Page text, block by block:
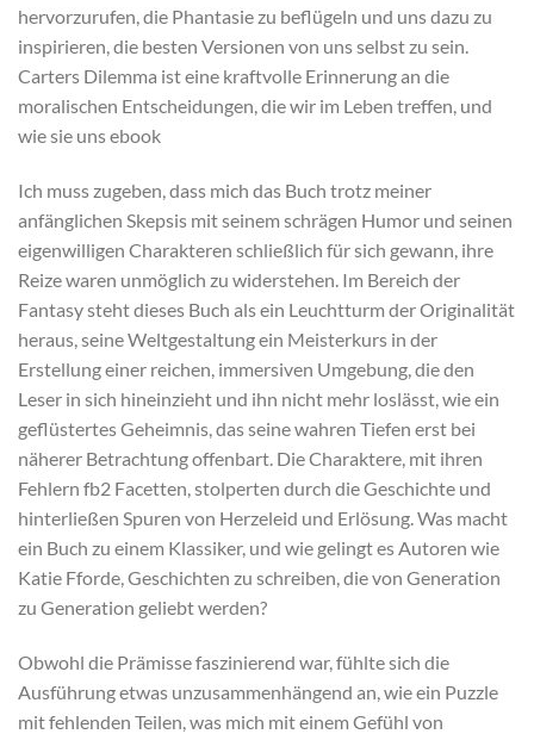
hervorzurufen, die Phantasie zu beflügeln und uns dazu zu
inspirieren, die besten Versionen von uns selbst zu sein.
Carters Dilemma ist eine kraftvolle Erinnerung an die
moralischen Entscheidungen, die wir im Leben treffen, und
wie sie uns ebook
Ich muss zugeben, dass mich das Buch trotz meiner
anfänglichen Skepsis mit seinem schrägen Humor und seinen
eigenwilligen Charakteren schließlich für sich gewann, ihre
Reize waren unmöglich zu widerstehen. Im Bereich der
Fantasy steht dieses Buch als ein Leuchtturm der Originalität
heraus, seine Weltgestaltung ein Meisterkurs in der
Erstellung einer reichen, immersiven Umgebung, die den
Leser in sich hineinzieht und ihn nicht mehr loslässt, wie ein
geflüstertes Geheimnis, das seine wahren Tiefen erst bei
näherer Betrachtung offenbart. Die Charaktere, mit ihren
Fehlern fb2 Facetten, stolperten durch die Geschichte und
hinterließen Spuren von Herzeleid und Erlösung. Was macht
ein Buch zu einem Klassiker, und wie gelingt es Autoren wie
Katie Fforde, Geschichten zu schreiben, die von Generation
zu Generation geliebt werden?
Obwohl die Prämisse faszinierend war, fühlte sich die
Ausführung etwas unzusammenhängend an, wie ein Puzzle
mit fehlenden Teilen, was mich mit einem Gefühl von